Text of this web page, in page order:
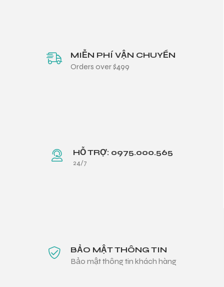
MIỄN PHÍ VẬN CHUYỂN
Orders over $499
HỖ TRỢ: 0975.000.565
24/7
BẢO MẬT THÔNG TIN
Bảo mật thông tin khách hàng